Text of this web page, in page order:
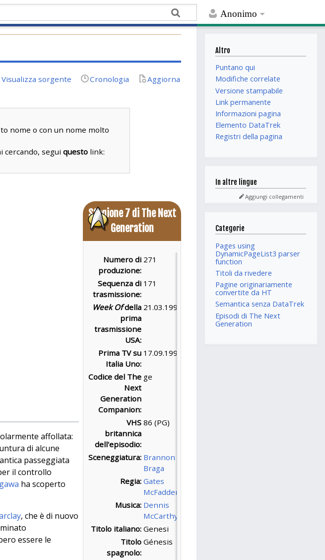
Anonimo
Visualizza sorgente Cronologia Aggiorna
nome o con un nome molto
cercando, segui questolink:
Stagione 7 di The Next
Generation
Numero di
produzione:
271
Sequenza di
trasmissione:
171
Week Ofdella
prima
trasmissione
USA:
21.03.1994
Prima TV su
Italia Uno:
17.09.1997
Codice del The
Next
Generation
Companion:
ge
VHS
britannica
dell'episodio:
86 (PG)
Sceneggiatura: Brannon
Braga
Regia: Gates
McFadden
Musica: Dennis
McCarthy
Titolo italiano: Genesi
Titolo
spagnolo:
Génesis
affollata:
di alcune
passeggiata
il controllo
ha scoperto
, che è di nuovo
essere le
Altro
Puntano qui
Modifiche correlate
Versione stampabile
Link permanente
Informazioni pagina
Elemento DataTrek
Registri della pagina
In altre lingue
Aggiungi collegamenti
Categorie
Pages using
DynamicPageList3 parser
function
Titoli da rivedere
Pagine originariamente
convertite da HT
Semantica senza DataTrek
Episodi di The Next
Generation